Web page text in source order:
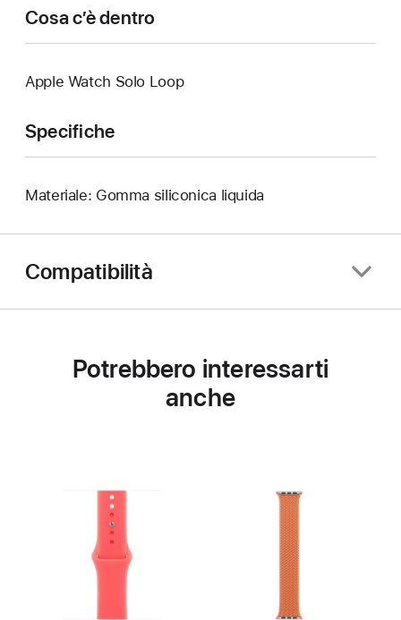
Cosa c’è dentro
Apple Watch Solo Loop
Specifiche
Materiale: Gomma siliconica liquida
Compatibilità
Potrebbero interessarti
anche